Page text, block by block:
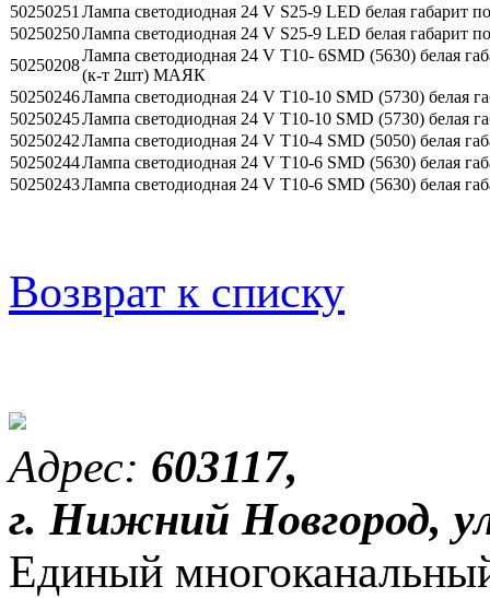
50250251 Лампа светодиодная 24 V S25-9 LED белая габарит
50250250Лампа светодиодная 24 V S25-9 LED белая габарит
50250208
Лампа светодиодная 24 V T10- 6SMD (5630) белая
(к-т 2шт) МАЯК
50250246Лампа светодиодная 24 V T10-10 SMD (5730) белая
50250245Лампа светодиодная 24 V T10-10 SMD (5730) белая
50250242Лампа светодиодная 24 V T10-4 SMD (5050) белая
50250244Лампа светодиодная 24 V T10-6 SMD (5630) белая
50250243Лампа светодиодная 24 V T10-6 SMD (5630) белая
Возврат к списку
Адрес: 603117,
г. Нижний Новгород,
Единый